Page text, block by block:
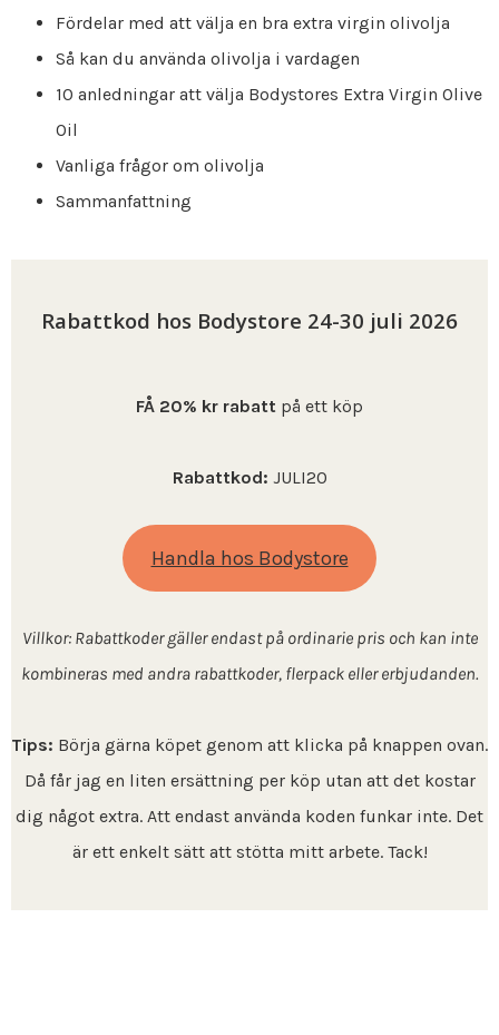
Fördelar med att välja en bra extra virgin olivolja
Så kan du använda olivolja i vardagen
10 anledningar att välja Bodystores Extra Virgin Olive
Oil
Vanliga frågor om olivolja
Sammanfattning
Rabattkod hos Bodystore 24-30 juli 2026
FÅ 20% kr rabatt på ett köp
Rabattkod: JULI20
Handla hos Bodystore
Villkor: Rabattkoder gäller endast på ordinarie pris och kan inte
kombineras med andra rabattkoder, flerpack eller erbjudanden.
Tips: Börja gärna köpet genom att klicka på knappen ovan.
Då får jag en liten ersättning per köp utan att det kostar
dig något extra. Att endast använda koden funkar inte. Det
är ett enkelt sätt att stötta mitt arbete. Tack!